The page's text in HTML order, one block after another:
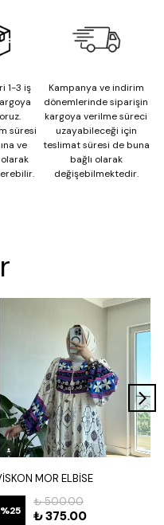
1-3 iş
süresi
ve
Kampanya ve indirim
dönemlerinde siparişin
kargoya verilme süreci
uzayabileceği için
teslimat süresi de buna
bağlı olarak
değişebilmektedir.
MOR ELBİSE
%25
₺ 500.00
₺ 375.00